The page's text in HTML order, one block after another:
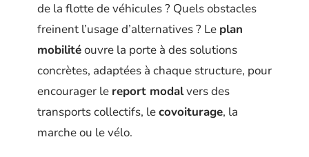
de la flotte de véhicules ? Quels obstacles
freinent l’usage d’alternatives ? Le plan
mobilitéouvre la porte à des solutions
concrètes, adaptées à chaque structure, pour
encourager le report modalvers des
transports collectifs, lecovoiturage, la
marche ou le vélo.